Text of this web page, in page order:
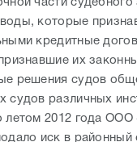
части судебного
которые
кредитные
их
решения судов
судов различных
летом 2012 года
иск в районный